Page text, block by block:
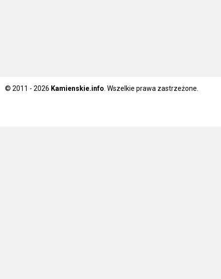
© 2011 - 2026 Kamienskie.info . Wszelkie prawa zastrzeżone.